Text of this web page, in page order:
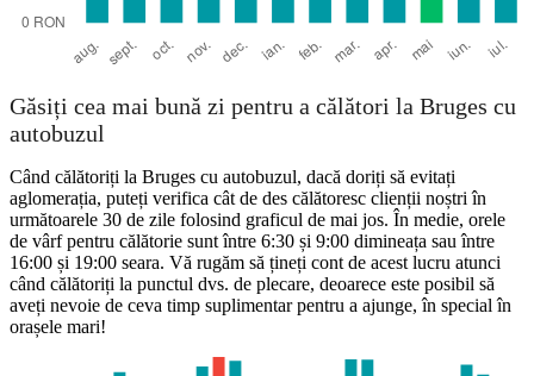
Găsiți cea mai bună zi pentru a călători la Bruges cu
autobuzul
Când călătoriți la Bruges cu autobuzul, dacă doriți să evitați
aglomerația, puteți verifica cât de des călătoresc clienții noștri în
următoarele 30 de zile folosind graficul de mai jos. În medie, orele
de vârf pentru călătorie sunt între 6:30 și 9:00 dimineața sau între
16:00 și 19:00 seara. Vă rugăm să țineți cont de acest lucru atunci
când călătoriți la punctul dvs. de plecare, deoarece este posibil să
aveți nevoie de ceva timp suplimentar pentru a ajunge, în special în
orașele mari!